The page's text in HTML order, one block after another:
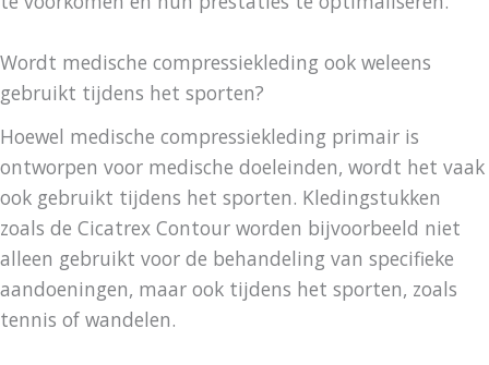
Wordt medische compressiekleding ook weleens
gebruikt tijdens het sporten?
Hoewel medische compressiekleding primair is
ontworpen voor medische doeleinden, wordt het vaak
ook gebruikt tijdens het sporten. Kledingstukken
zoals de Cicatrex Contour worden bijvoorbeeld niet
alleen gebruikt voor de behandeling van specifieke
aandoeningen, maar ook tijdens het sporten, zoals
tennis of wandelen.